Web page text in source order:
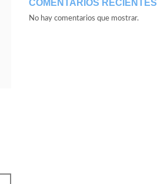
COMENTARIOS RECIENTES
No hay comentarios que mostrar.